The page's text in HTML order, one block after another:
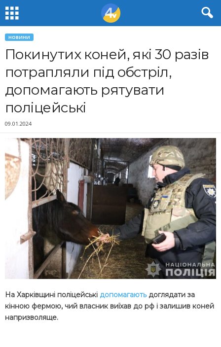
НОВИНИ
Покинутих коней, які 30 разів
потрапляли під обстріл,
допомагають рятувати
поліцейські
09.01.2024
На Харківщині поліцейські допомагаютьдоглядати за
кінною фермою, чий власник виїхав до рф і залишив коней
напризволяще.